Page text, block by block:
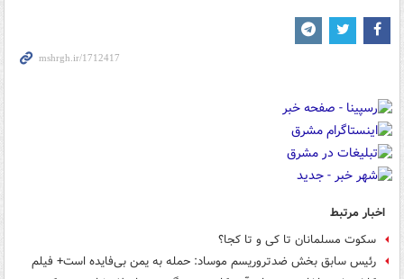
اخبار مرتبط
سکوت مسلمانان تا کی و تا کجا؟
رئیس سابق بخش ضدتروریسم موساد: حمله به یمن بی‌فایده است+ فیلم